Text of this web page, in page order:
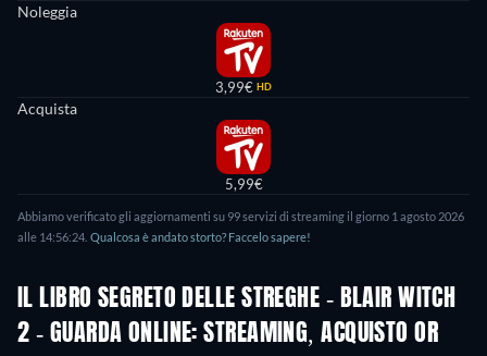
Noleggia
3,99€ HD
Acquista
5,99€
Abbiamo verificato gli aggiornamenti su 99servizi di streaming il giorno 1 agosto 2026
alle 14:56:24 Qualcosa è andato storto? Faccelo sapere!
IL LIBRO SEGRETO DELLE STREGHE - BLAIR WITCH
2 - GUARDA ONLINE: STREAMING, ACQUISTO OR